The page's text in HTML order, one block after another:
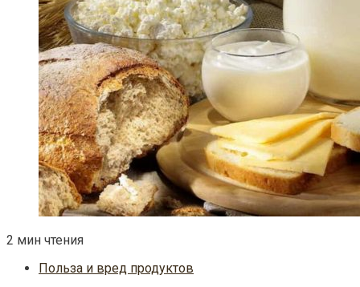
2 мин чтения
Польза и вред продуктов